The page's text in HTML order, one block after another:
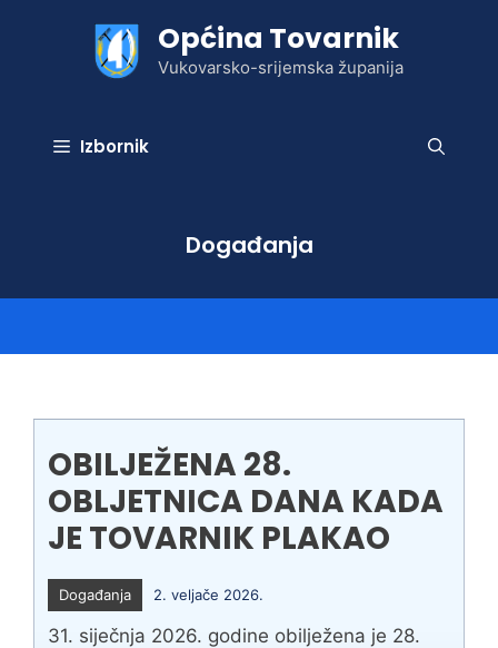
Općina Tovarnik
Vukovarsko-srijemska županija
Izbornik
Događanja
OBILJEŽENA 28.
OBLJETNICA DANA KADA
JE TOVARNIK PLAKAO
Događanja 2. veljače 2026.
31. siječnja 2026. godine obilježena je 28.